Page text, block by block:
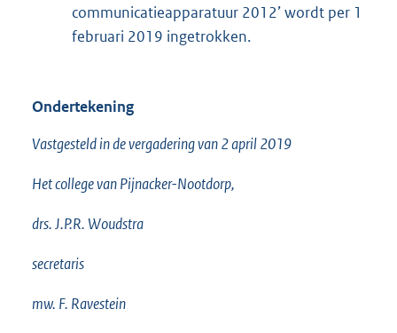
communicatieapparatuur 2012’ wordt per 1
februari 2019 ingetrokken.
Ondertekening
Vastgesteld in de vergadering van 2 april 2019
Het college van Pijnacker-Nootdorp,
drs. J.P.R. Woudstra
secretaris
mw. F. Ravestein